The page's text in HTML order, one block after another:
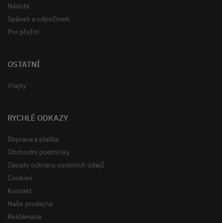
Nádobí
Spánek a odpočinek
Pro přežití
OSTATNÍ
Vlajky
RYCHLÉ ODKAZY
Doprava a platba
Obchodní podmínky
Zásady ochrany osobních údajů
Cookies
Kontakt
Naše prodejna
Reklamace